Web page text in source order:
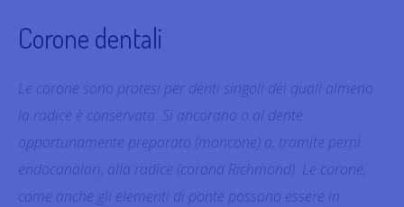
Corone dentali
Le corone sono protesi per denti singoli dei quali almeno
la radice è conservata. Si ancorano o al dente
opportunamente preparato (moncone) o, tramite perni
endocanalari, alla radice (corona Richmond). Le corone,
come anche gli elementi di ponte possono essere in